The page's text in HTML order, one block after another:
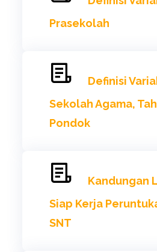
Prasekolah
Definisi
Sekolah Agama,
Pondok
Kandungan
Siap Kerja
SNT